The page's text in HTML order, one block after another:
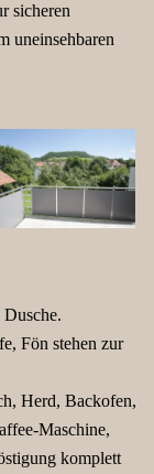
sicheren
uneinsehbaren
Fön stehen zur
Herd, Backofen,
Maschine,
komplett